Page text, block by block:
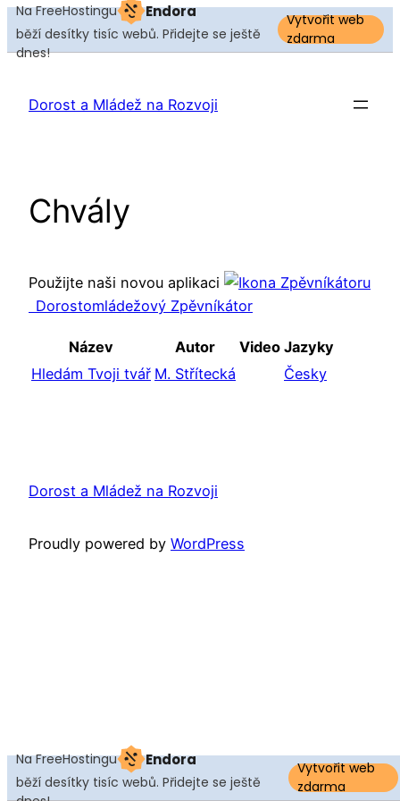
Na FreeHostingu Endora
běží desítky tisíc webů. Přidejte se ještě
dnes!
Vytvořit web
zdarma
Na FreeHostingu Endora
běží desítky tisíc webů. Přidejte se ještě
Vytvořit web
zdarma
obsah
Dorost a Mládež na Rozvoji
Chvály
Použijte naši novou aplikaci
Dorostomládežový Zpěvníkátor
Název Autor Video Jazyky
Hledám Tvoji tvář M. Střítecká Česky
Dorost a Mládež na Rozvoji
Proudly powered by WordPress